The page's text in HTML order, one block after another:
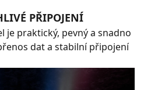
PŘIPOJENÍ
je praktický, pevný a snadno
dat a stabilní připojení